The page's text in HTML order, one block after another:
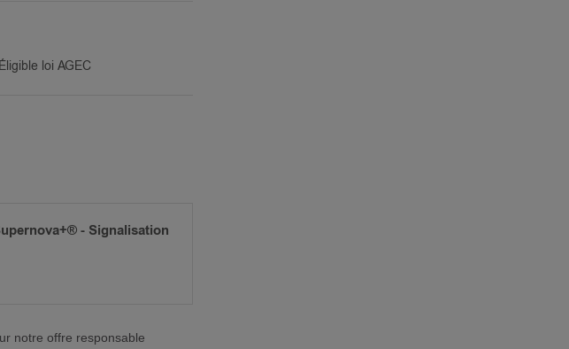
Éligible loi AGEC
- Signalisation
notre offre responsable